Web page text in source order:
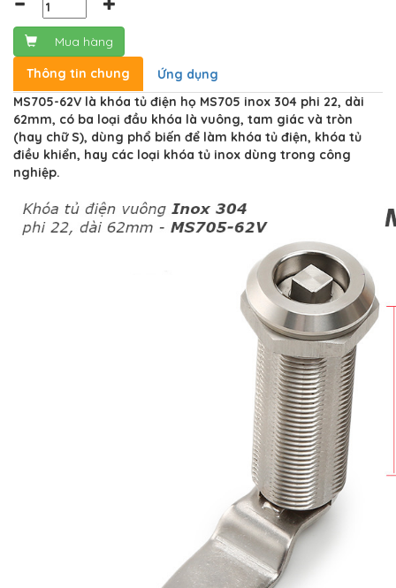
Mua hàng
Thông tin chung
Ứng dụng
MS705-62V là khóa tủ điện họ MS705 inox 304 phi 22, dài
62mm, có ba loại đầu khóa là vuông, tam giác và tròn
(hay chữ S), dùng phổ biến để làm khóa tủ điện, khóa tủ
điều khiển, hay các loại khóa tủ inox dùng trong công
nghiệp.